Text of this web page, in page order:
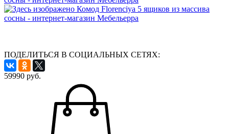
ПОДЕЛИТЬСЯ В СОЦИАЛЬНЫХ СЕТЯХ:
59990 руб.